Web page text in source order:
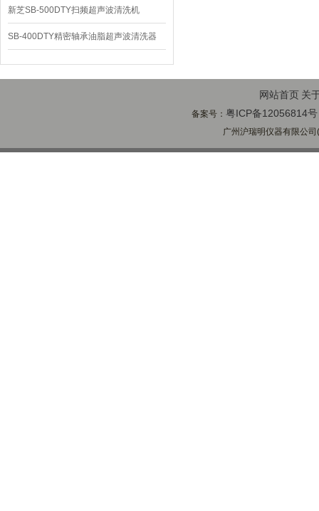
新芝SB-500DTY扫频超声波清洗机
SB-400DTY精密轴承油脂超声波清洗器
网站首页 关
备案号： 粤ICP备12056814号
广州沪瑞明仪器有限公